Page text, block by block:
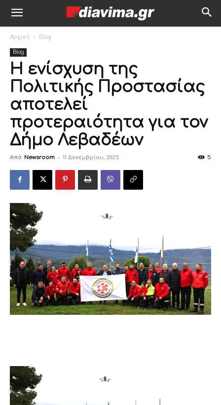
Αρχική Blog
Blog
Η ενίσχυση της
Πολιτικής Προστασίας
αποτελεί
προτεραιότητα για τον
Δήμο Λεβαδέων
Από Newsroom - 11 Δεκεμβρίου, 2025 5